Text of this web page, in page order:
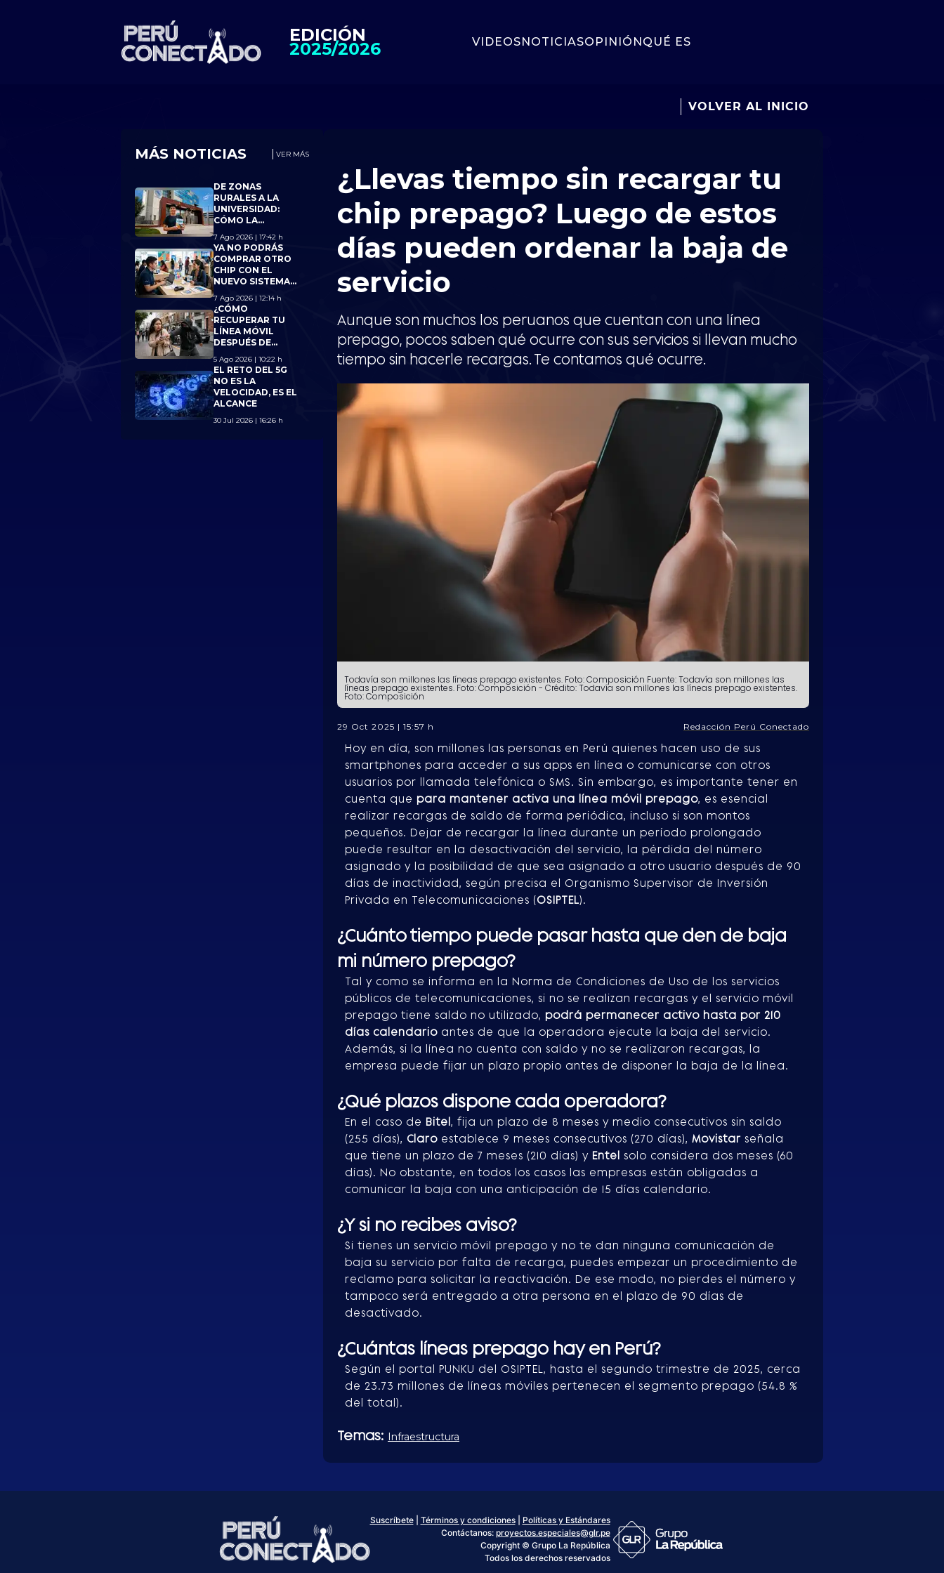
EDICIÓN
2025/2026 VIDEOSNOTICIASOPINIÓNQUÉ ES
VOLVER AL INICIO
MÁS NOTICIAS VER MÁS
DE ZONAS
RURALES A LA
UNIVERSIDAD:
CÓMO LA
AYUDÓ A 15
JÓVENES A
ALCANZAR BECA
18
7 Ago 2026 | 17:42 h
YA NO PODRÁS
COMPRAR OTRO
CHIP CON EL
NUEVO SISTEMA
ALCANZAS EL
LÍMITE DE 7
LÍNEAS
7 Ago 2026 | 12:14 h
¿CÓMO
RECUPERAR TU
LÍNEA MÓVIL
DESPUÉS DE
CELULAR?
CONOCE LOS
NUEVOS
REQUISITOS
5 Ago 2026 | 10:22 h
EL RETO DEL 5G
NO ES LA
VELOCIDAD, ES EL
ALCANCE
30 Jul 2026 | 16:26 h
¿Llevas tiempo sin recargar tu
chip prepago? Luego de estos
días pueden ordenar la baja de
servicio
Aunque son muchos los peruanos que cuentan con una línea
prepago, pocos saben qué ocurre con sus servicios si llevan mucho
tiempo sin hacerle recargas. Te contamos qué ocurre.
Todavía son millones las líneas prepago existentes. Foto: Composición Fuente: Todavía son millones las
líneas prepago existentes. Foto: Composición - Crédito: Todavía son millones las líneas prepago existentes.
Foto: Composición
29 Oct 2025 | 15:57 h Redacción Perú Conectado
Hoy en día, son millones las personas en Perú quienes hacen uso de sus
smartphones para acceder a sus apps en línea o comunicarse con otros
usuarios por llamada telefónica o SMS. Sin embargo, es importante tener en
cuenta que para mantener activa una línea móvil prepago, es esencial
realizar recargas de saldo de forma periódica, incluso si son montos
pequeños. Dejar de recargar la línea durante un período prolongado
puede resultar en la desactivación del servicio, la pérdida del número
asignado y la posibilidad de que sea asignado a otro usuario después de 90
días de inactividad, según precisa el Organismo Supervisor de Inversión
Privada en Telecomunicaciones (OSIPTEL).
¿Cuánto tiempo puede pasar hasta que den de baja
mi número prepago?
Tal y como se informa en la Norma de Condiciones de Uso de los servicios
públicos de telecomunicaciones, si no se realizan recargas y el servicio móvil
prepago tiene saldo no utilizado, podrá permanecer activo hasta por 210
días calendario antes de que la operadora ejecute la baja del servicio.
Además, si la línea no cuenta con saldo y no se realizaron recargas, la
empresa puede fijar un plazo propio antes de disponer la baja de la línea.
¿Qué plazos dispone cada operadora?
En el caso de Bitel , fija un plazo de 8 meses y medio consecutivos sin saldo
(255 días), Claro establece 9 meses consecutivos (270 días), Movistar señala
que tiene un plazo de 7 meses (210 días) y Entel solo considera dos meses (60
días). No obstante, en todos los casos las empresas están obligadas a
comunicar la baja con una anticipación de 15 días calendario.
¿Y si no recibes aviso?
Si tienes un servicio móvil prepago y no te dan ninguna comunicación de
baja su servicio por falta de recarga, puedes empezar un procedimiento de
reclamo para solicitar la reactivación. De ese modo, no pierdes el número y
tampoco será entregado a otra persona en el plazo de 90 días de
desactivado.
¿Cuántas líneas prepago hay en Perú?
Según el portal PUNKU del OSIPTEL, hasta el segundo trimestre de 2025, cerca
de 23.73 millones de líneas móviles pertenecen el segmento prepago (54.8 %
del total).
Temas: Infraestructura
Suscríbete Términos y condiciones
Políticas y Estándares
Contáctanos: proyectos.especiales@glr.pe
Copyright © Grupo La República
Todos los derechos reservados